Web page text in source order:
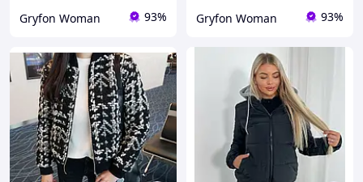
Gryfon Woman 93% Gryfon Woman 93%